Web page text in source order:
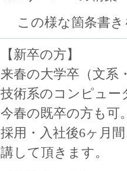
この様な箇条書き
【新卒の方】
来春の大学卒（文系
技術系のコンピュー
今春の既卒の方も可
採用・入社後6ヶ月
講して頂きます。